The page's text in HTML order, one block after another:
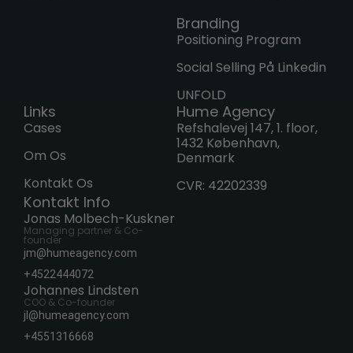
Branding
Positioning Program
Social Selling På Linkedin
UNFOLD
Links
Cases
Om Os
Kontakt Os
Hume Agency
Refshalevej 147, 1. floor,
1432 København,
Denmark
CVR: 42202339
Kontakt Info
Jonas Molbech-Kuskner
Managing partner & Co-
founder
jm@humeagency.com
+4522444072
Johannes Lindsten
COO & Co-founder
jl@humeagency.com
+4551316668